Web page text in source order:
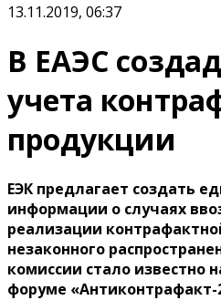
13.11.2019, 06:37
В ЕАЭС
учета
продукции
ЕЭК предлагает создать
информации о случаях
реализации
незаконного
комиссии стало известно
форуме «Антиконтрафакт-